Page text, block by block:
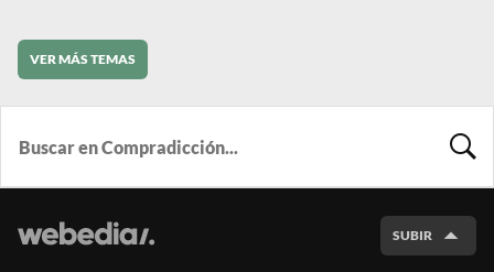
VER MÁS TEMAS
SUBIR